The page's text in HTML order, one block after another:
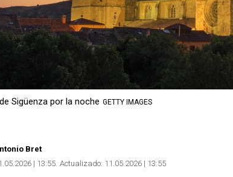
Sigüenza por la noche GETTY IMAGES
Bret
| 13:55 Actualizado: 11.05.2026 | 13:55